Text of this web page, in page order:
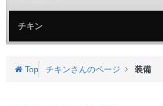
チキン
Top チキンさんのページ 装備